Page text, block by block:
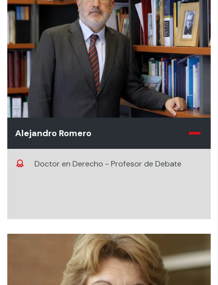
Alejandro Romero
Doctor en Derecho - Profesor de Debate